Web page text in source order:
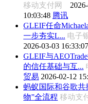
移动支付网
10:03:48 腾讯
GLEIF任命
一步夯实L... 电子
2026-03-03 16:33:07
GLEIF与
的信任基础与互...
贸易 2026-02-12
蚂蚁国际和谷歌共
物”全流程 移动支